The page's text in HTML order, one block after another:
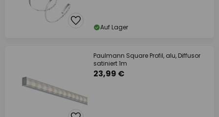
Auf Lager
Paulmann Square Profil, alu, Diffusor
satiniert 1m
23,99 €